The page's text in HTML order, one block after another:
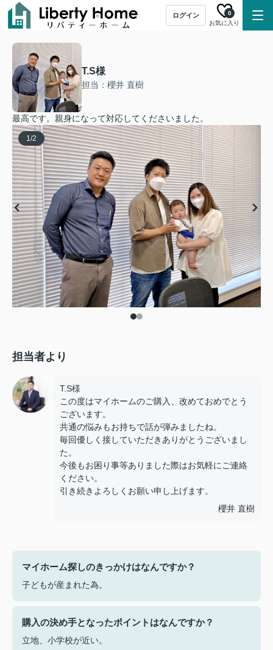
ログイン
お気に入り
0
T.S様
担当：櫻井 直樹
最高です。親身になって対応してくださいました。
1/2
担当者より
T.S様
この度はマイホームのご購入、改めておめでとう
ございます。
共通の悩みもお持ちで話が弾みましたね。
毎回優しく接していただきありがとうございまし
た。
今後もお困り事等ありました際はお気軽にご連絡
ください。
引き続きよろしくお願い申し上げます。
櫻井 直樹
マイホーム探しのきっかけはなんですか？
子どもが産まれた為。
購入の決め手となったポイントはなんですか？
立地、小学校が近い。